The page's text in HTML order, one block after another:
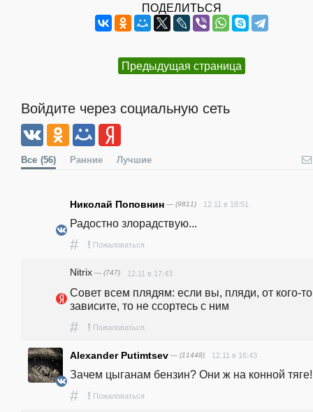
ПОДЕЛИТЬСЯ
Предыдущая страница
Войдите через социальную сеть
Все (56) Ранние Лучшие
Николай Поповнин — (9811) 12.11 в 18:51
Радостно злорадствую...
# ! Пожаловаться
Nitrix — (747) 12.11 в 17:43
Совет всем плядям: если вы, пляди, от кого-то
зависите, то не ссортесь с ним
# ! Пожаловаться
Alexander Putimtsev — (11448) 12.11 в 16:43
Зачем цыганам бензин? Они ж на конной тяге!
# ! Пожаловаться